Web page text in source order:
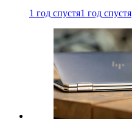
1 год спустя1 год спустя